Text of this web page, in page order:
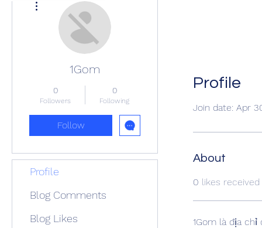
Profile
Join date: Apr
About
0 likes received
1Gom là địa
1Gom
0
Followers
0
Following
Follow
Profile
Blog Comments
Blog Likes